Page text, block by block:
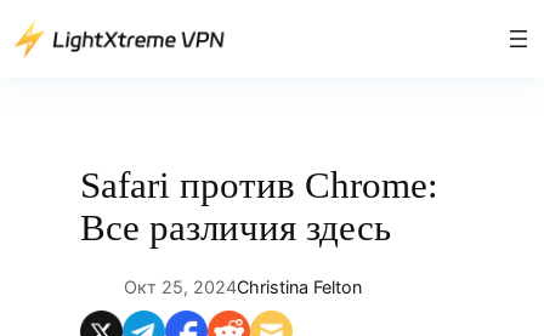
Перейти
Safari против Chrome:
Все различия здесь
Окт 25, 2024Christina Felton